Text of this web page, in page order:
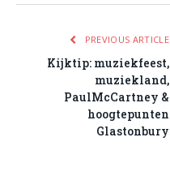
PREVIOUS ARTICLE
Kijktip: muziekfeest,
muziekland,
PaulMcCartney &
hoogtepunten
Glastonbury